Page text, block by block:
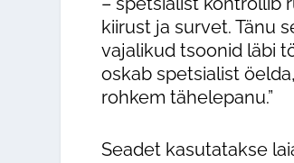
kiirust ja survet. Tänu
vajalikud tsoonid läbi
oskab spetsialist
rohkem tähelepanu.”
Seadet kasutatakse